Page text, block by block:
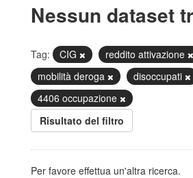
Nessun dataset
Tag: CIG
reddito attivazione
mobilità deroga
disoccupati
4406 occupazione
Risultato del filtro
Per favore effettua un'altra ricerca.